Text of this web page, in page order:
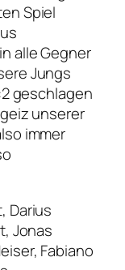
Spiel
alle Gegner
Jungs
geschlagen
unserer
immer
Darius
Jonas
Fabiano